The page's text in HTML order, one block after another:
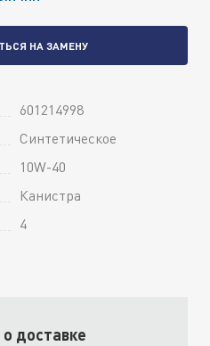
НА ЗАМЕНУ
601214998
Синтетическое
10W-40
Канистра
4
доставке